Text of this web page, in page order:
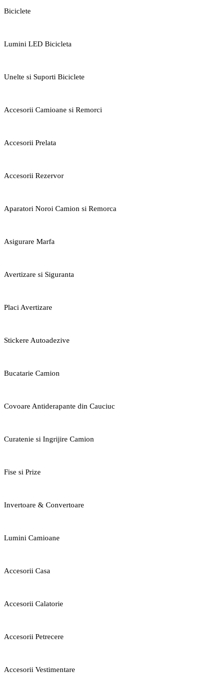
Biciclete
Lumini LED Bicicleta
Unelte si Suporti Biciclete
Accesorii Camioane si Remorci
Accesorii Prelata
Accesorii Rezervor
Aparatori Noroi Camion si Remorca
Asigurare Marfa
Avertizare si Siguranta
Placi Avertizare
Stickere Autoadezive
Bucatarie Camion
Covoare Antiderapante din Cauciuc
Curatenie si Ingrijire Camion
Fise si Prize
Invertoare & Convertoare
Lumini Camioane
Accesorii Casa
Accesorii Calatorie
Accesorii Petrecere
Accesorii Vestimentare